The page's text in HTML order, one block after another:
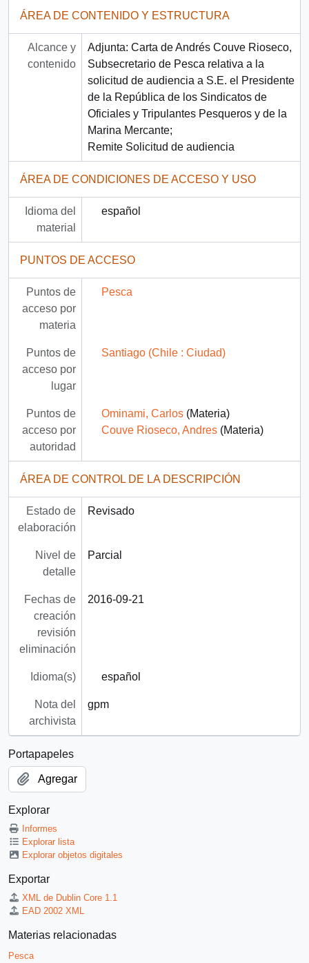
ÁREA DE CONTENIDO Y ESTRUCTURA
Alcance y
contenido
Adjunta: Carta de Andrés Couve Rioseco,
Subsecretario de Pesca relativa a la
solicitud de audiencia a S.E. el Presidente
de la República de los Sindicatos de
Oficiales y Tripulantes Pesqueros y de la
Marina Mercante;
Remite Solicitud de audiencia
ÁREA DE CONDICIONES DE ACCESO Y USO
Idioma del
material
español
PUNTOS DE ACCESO
Puntos de
acceso por
materia
Pesca
Puntos de
acceso por
lugar
Santiago (Chile : Ciudad)
Puntos de
acceso por
autoridad
Ominami, Carlos(Materia)
Couve Rioseco, Andres(Materia)
ÁREA DE CONTROL DE LA DESCRIPCIÓN
Estado de
elaboración
Revisado
Nivel de
detalle
Parcial
Fechas de
creación
revisión
eliminación
2016-09-21
Idioma(s) español
Nota del
archivista
gpm
Portapapeles
Agregar
Explorar
Informes
Explorar lista
Explorar objetos digitales
Exportar
XML de Dublin Core 1.1
EAD 2002 XML
Materias relacionadas
Pesca